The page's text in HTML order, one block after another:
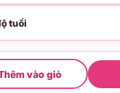
vào giỏ
tuổi
· ĐKKD: 02C8006460
hàng mẹ & bé